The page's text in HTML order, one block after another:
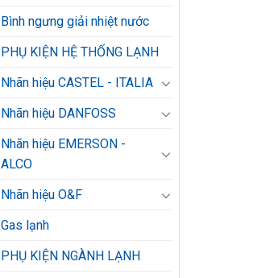
Bình ngưng giải nhiệt nước
PHỤ KIỆN HỆ THỐNG LẠNH
Nhãn hiệu CASTEL - ITALIA
Nhãn hiệu DANFOSS
Nhãn hiệu EMERSON -
ALCO
Nhãn hiệu O&F
Gas lạnh
PHỤ KIỆN NGÀNH LẠNH